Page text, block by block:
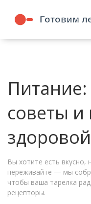
советы и
Вы хотите есть вкусно,
переживайте — мы
чтобы ваша тарелка
рецепторы.